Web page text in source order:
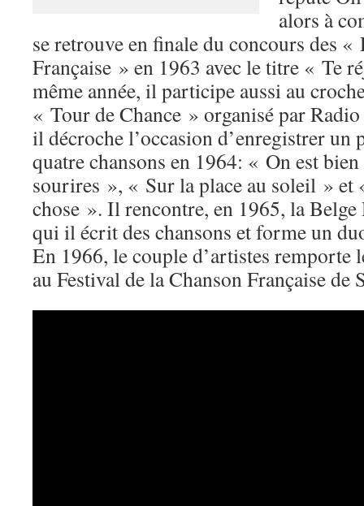
alors à
se retrouve en finale du concours des «
Française » en 1963 avec le titre « Te
même année, il participe aussi au
« Tour de Chance » organisé par
il décroche l’occasion d’enregistrer un
quatre chansons en 1964: « On est
sourires », « Sur la place au soleil » et
chose ». Il rencontre, en 1965, la
qui il écrit des chansons et forme un
En 1966, le couple d’artistes
au Festival de la Chanson Française de